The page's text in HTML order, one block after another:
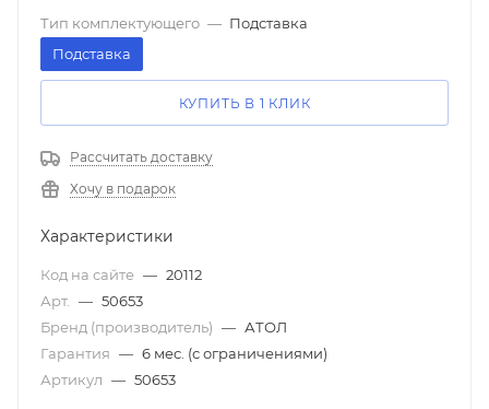
Тип комплектующего — Подставка
Подставка
КУПИТЬ В 1 КЛИК
Рассчитать доставку
Хочу в подарок
Характеристики
Код на сайте — 20112
Арт. — 50653
Бренд (производитель) — АТОЛ
Гарантия — 6 мес. (с ограничениями)
Артикул — 50653